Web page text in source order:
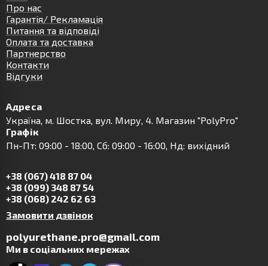
Про нас
Гарантія/ Рекламація
Питання та відповіді
Оплата та доставка
Партнерство
Контакти
Відгуки
Адреса
Українa, м. Шостка, вул. Миру, 4. Магазин "PolyPro"
Графік
Пн-Пт: 09:00 - 18:00, Сб: 09:00 - 16:00, Нд: вихідний
+38 (067) 418 87 04
+38 (099) 348 87 54
+38 (068) 242 62 63
Замовити дзвінок
polyurethane.pro@gmail.com
Ми в соціальних мережах